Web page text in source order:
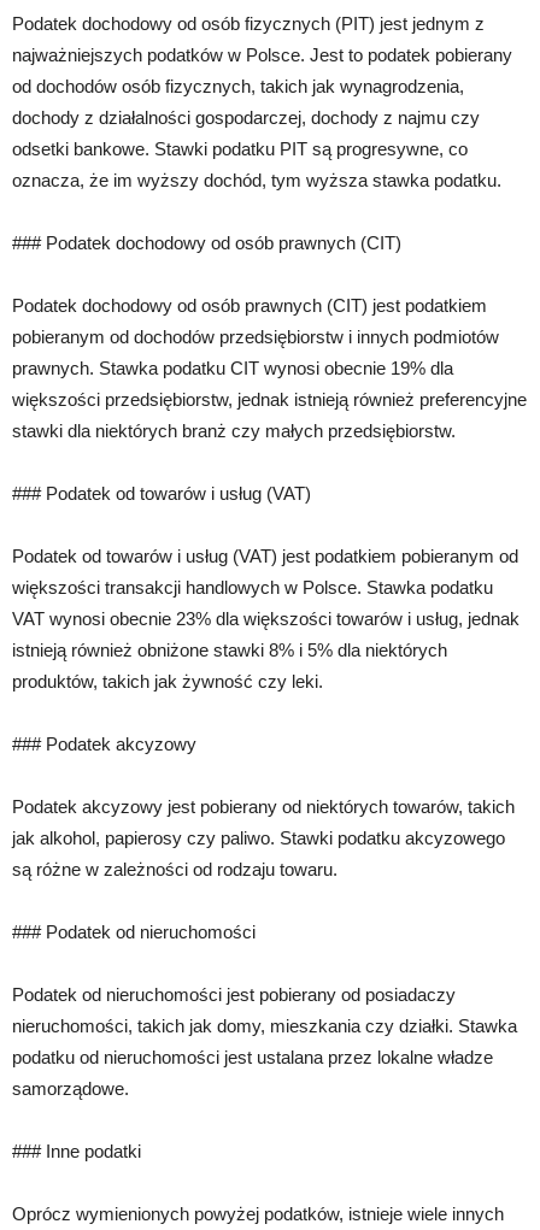
Podatek dochodowy od osób fizycznych (PIT) jest jednym z
najważniejszych podatków w Polsce. Jest to podatek pobierany
od dochodów osób fizycznych, takich jak wynagrodzenia,
dochody z działalności gospodarczej, dochody z najmu czy
odsetki bankowe. Stawki podatku PIT są progresywne, co
oznacza, że im wyższy dochód, tym wyższa stawka podatku.
### Podatek dochodowy od osób prawnych (CIT)
Podatek dochodowy od osób prawnych (CIT) jest podatkiem
pobieranym od dochodów przedsiębiorstw i innych podmiotów
prawnych. Stawka podatku CIT wynosi obecnie 19% dla
większości przedsiębiorstw, jednak istnieją również preferencyjne
stawki dla niektórych branż czy małych przedsiębiorstw.
### Podatek od towarów i usług (VAT)
Podatek od towarów i usług (VAT) jest podatkiem pobieranym od
większości transakcji handlowych w Polsce. Stawka podatku
VAT wynosi obecnie 23% dla większości towarów i usług, jednak
istnieją również obniżone stawki 8% i 5% dla niektórych
produktów, takich jak żywność czy leki.
### Podatek akcyzowy
Podatek akcyzowy jest pobierany od niektórych towarów, takich
jak alkohol, papierosy czy paliwo. Stawki podatku akcyzowego
są różne w zależności od rodzaju towaru.
### Podatek od nieruchomości
Podatek od nieruchomości jest pobierany od posiadaczy
nieruchomości, takich jak domy, mieszkania czy działki. Stawka
podatku od nieruchomości jest ustalana przez lokalne władze
samorządowe.
### Inne podatki
Oprócz wymienionych powyżej podatków, istnieje wiele innych